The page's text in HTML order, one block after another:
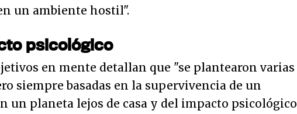
un ambiente hostil".
psicológico
en mente detallan que "se plantearon varias
siempre basadas en la supervivencia de un
un planeta lejos de casa y del impacto psicológico